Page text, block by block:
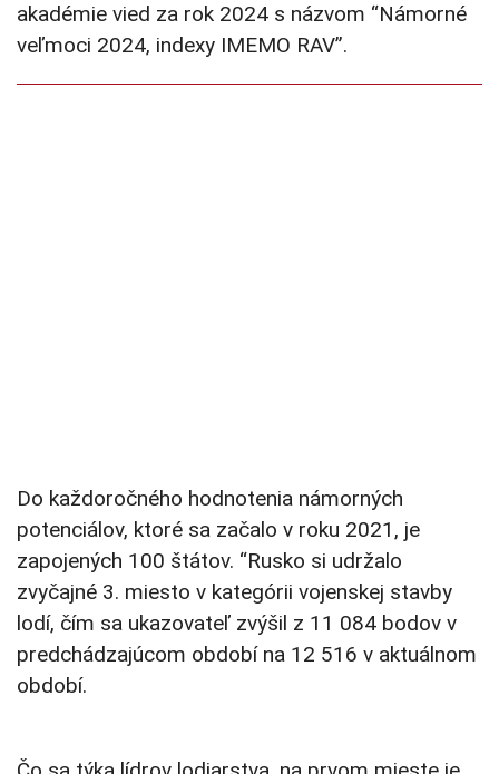
akadémie vied za rok 2024 s názvom “Námorné
veľmoci 2024, indexy IMEMO RAV”.
Do každoročného hodnotenia námorných
potenciálov, ktoré sa začalo v roku 2021, je
zapojených 100 štátov. “Rusko si udržalo
zvyčajné 3. miesto v kategórii vojenskej stavby
lodí, čím sa ukazovateľ zvýšil z 11 084 bodov v
predchádzajúcom období na 12 516 v aktuálnom
období.